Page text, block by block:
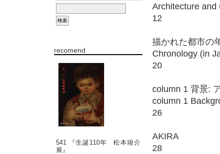
recomend
541 『生誕110年 松本竣介
展』
Architecture
12
描かれた都市の
Chronology (in
20
column 1 背景:
column 1
26
AKIRA
28